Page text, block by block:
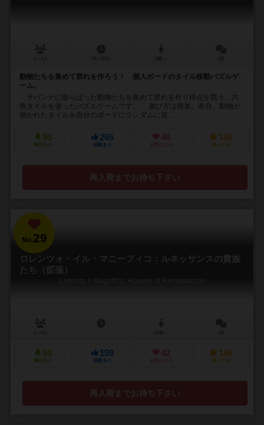
動物たちを集めて群れを作ろう！ 個人ボードのタイル移動パズルゲ
ーム。
サバンナに散らばった動物たちを集めて群れを作り得点を競う、六
角タイルを使ったパズルゲームです。 遊び方は簡単。各自、動物が
描かれたタイルを自分のボードにランダムに並...
95
興味あり
265
経験あり
46
お気に入り
145
持ってる
再入荷までお待ち下さい
No.29
ロレンツォ・イル・マニーフィコ：ルネッサンスの貴族
たち（拡張）
Lorenzo il Magnifico: Houses of Renaissance
59
興味あり
199
経験あり
42
お気に入り
146
持ってる
再入荷までお待ち下さい